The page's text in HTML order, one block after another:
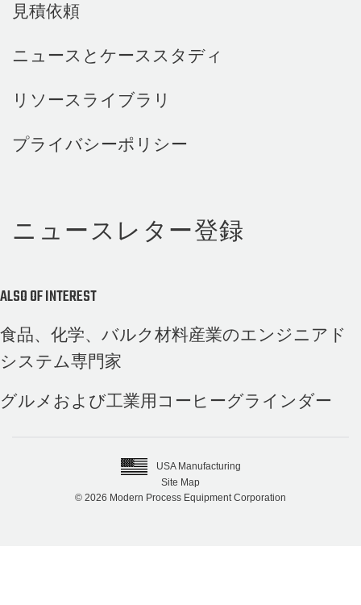
見積依頼
ニュースとケーススタディ
リソースライブラリ
プライバシーポリシー
ニュースレター登録
ALSO OF INTEREST
食品、化学、バルク材料産業のエンジニアド
システム専門家
グルメおよび工業用コーヒーグラインダー
USA Manufacturing
Site Map
© 2026 Modern Process Equipment Corporation